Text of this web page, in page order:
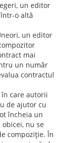
un editor
o altă
un editor
mai
un număr
contractul
care autorii
de ajutor cu
încheia un
nu se
compoziție. În